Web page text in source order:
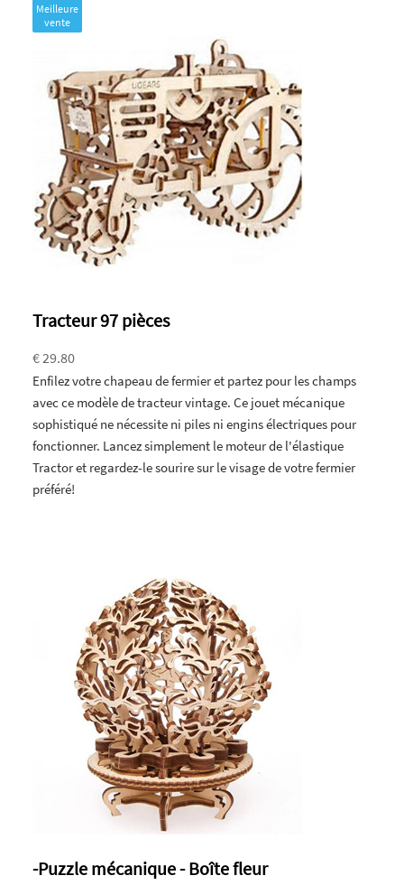
Meilleure
vente
Tracteur 97 pièces
€ 29.80
Enfilez votre chapeau de fermier et partez pour les champs
avec ce modèle de tracteur vintage. Ce jouet mécanique
sophistiqué ne nécessite ni piles ni engins électriques pour
fonctionner. Lancez simplement le moteur de l'élastique
Tractor et regardez-le sourire sur le visage de votre fermier
préféré!
-Puzzle mécanique - Boîte fleur